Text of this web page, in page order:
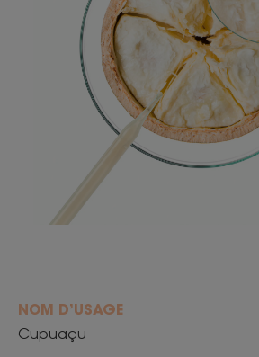
NOM D’USAGE
Cupuaçu